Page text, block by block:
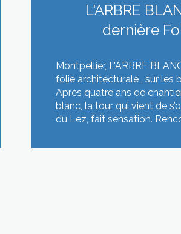
L'ARBRE
dernière
l'immobilier
Montpellier, L'ARBRE
folie architecturale , sur les
Après quatre ans de
blanc, la tour qui vient de
du Lez, fait sensation.
japonaise.